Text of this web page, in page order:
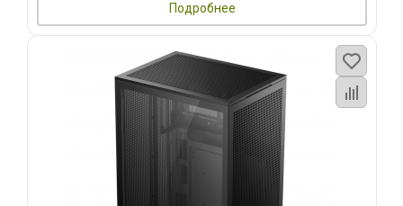
Подробнее